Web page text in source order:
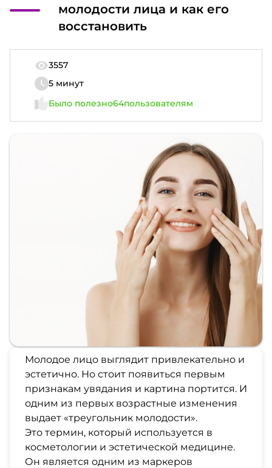
молодости лица и как его
восстановить
3557
5 минут
Было полезно64пользователям
Молодое лицо выглядит привлекательно и
эстетично. Но стоит появиться первым
признакам увядания и картина портится. И
одним из первых возрастные изменения
выдает «треугольник молодости».
Это термин, который используется в
косметологии и эстетической медицине.
Он является одним из маркеров